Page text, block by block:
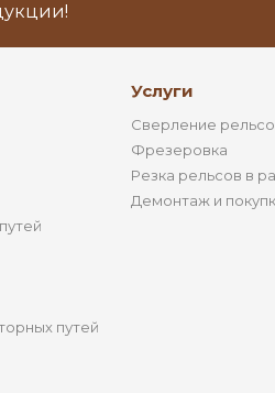
путей
Услуги
Сверление
Фрезеровка
Резка рельсов в
Демонтаж и